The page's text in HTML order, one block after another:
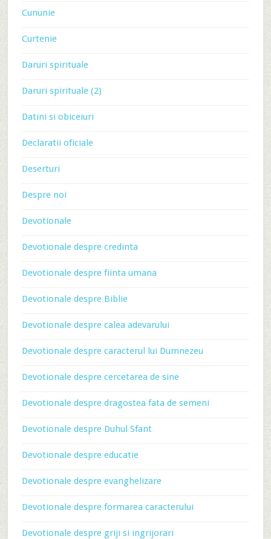
Cununie
Curtenie
Daruri spirituale
Daruri spirituale (2)
Datini si obiceiuri
Declaratii oficiale
Deserturi
Despre noi
Devotionale
Devotionale despre credinta
Devotionale despre fiinta umana
Devotionale despre Biblie
Devotionale despre calea adevarului
Devotionale despre caracterul lui Dumnezeu
Devotionale despre cercetarea de sine
Devotionale despre dragostea fata de semeni
Devotionale despre Duhul Sfant
Devotionale despre educatie
Devotionale despre evanghelizare
Devotionale despre formarea caracterului
Devotionale despre griji si ingrijorari